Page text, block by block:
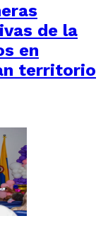
de la
en
territorio